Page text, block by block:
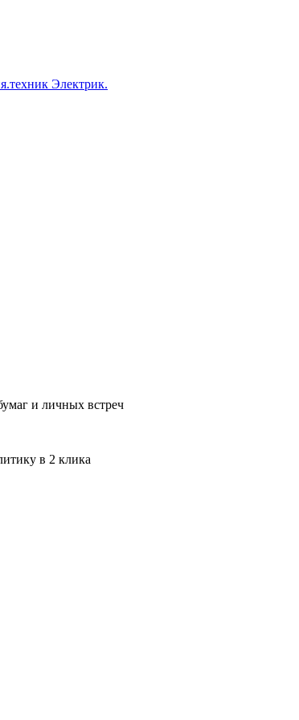
Электрик.
и личных встреч
в 2 клика